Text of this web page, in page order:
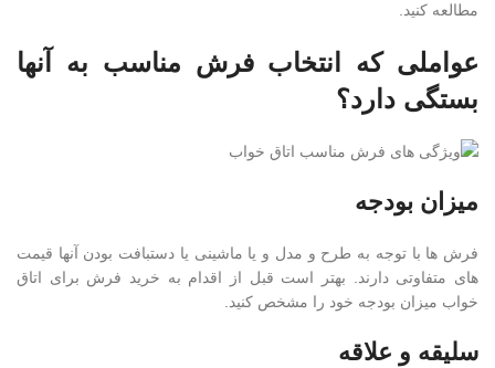
مطالعه کنید.
عواملی که انتخاب فرش مناسب به آنها
بستگی دارد؟
میزان بودجه
فرش ها با توجه به طرح و مدل و یا ماشینی یا دستبافت بودن آنها قیمت
های متفاوتی دارند. بهتر است قبل از اقدام به خرید فرش برای اتاق
خواب میزان بودجه خود را مشخص کنید.
سلیقه و علاقه